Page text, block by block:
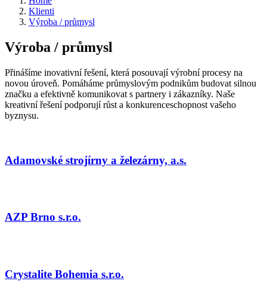
Klienti
Výroba / průmysl
Výroba / průmysl
Přinášíme inovativní řešení, která posouvají výrobní procesy na
novou úroveň. Pomáháme průmyslovým podnikům budovat silnou
značku a efektivně komunikovat s partnery i zákazníky. Naše
kreativní řešení podporují růst a konkurenceschopnost vašeho
byznysu.
Adamovské strojírny a železárny, a.s.
AZP Brno s.r.o.
Crystalite Bohemia s.r.o.